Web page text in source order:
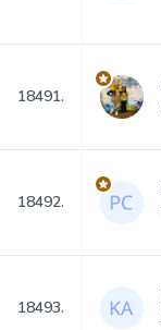
18491.
18492.
18493.